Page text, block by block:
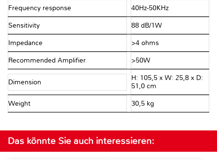
Frequency response 40Hz-50KHz
Sensitivity 88 dB/1W
Impedance >4 ohms
Recommended Amplifier >50W
Dimension
H: 105,5 x W: 25,8 x D:
51,0 cm
Weight 30,5 kg
Das könnte Sie auch interessieren: